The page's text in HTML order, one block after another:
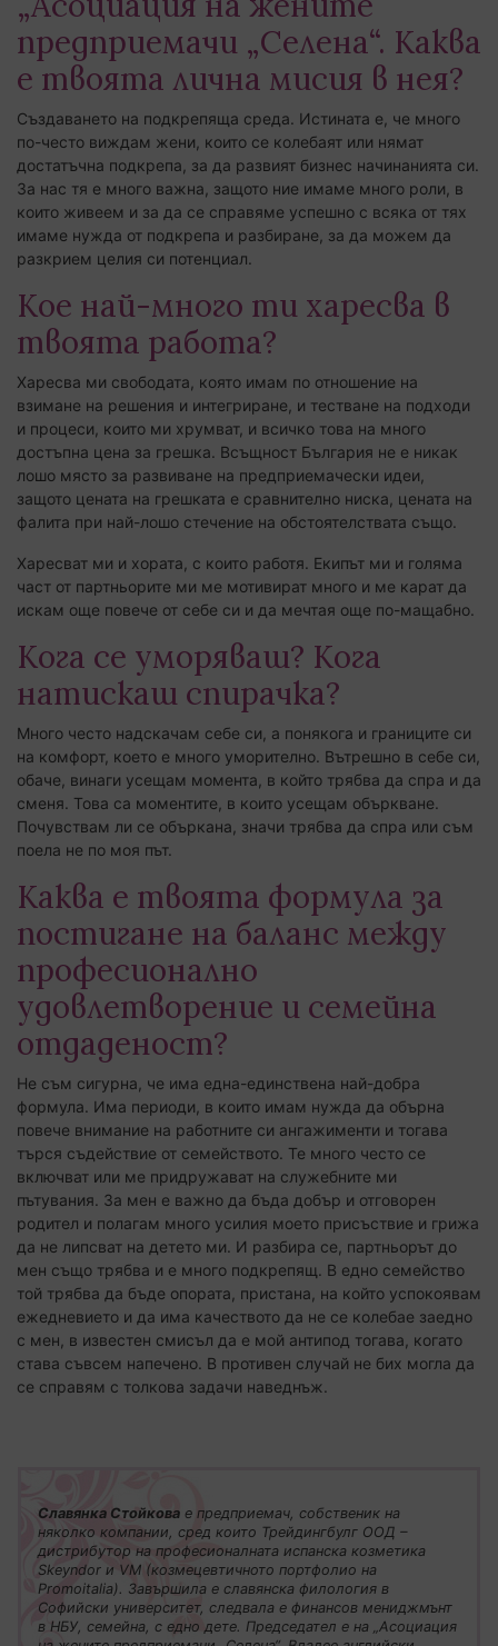
предприемачи „Селена“. Каква
е твоята лична мисия в нея?
Създаването на подкрепяща среда. Истината е, че много
по-често виждам жени, които се колебаят или нямат
достатъчна подкрепа, за да развият бизнес начинанията си.
За нас тя е много важна, защото ние имаме много роли, в
които живеем и за да се справяме успешно с всяка от тях
имаме нужда от подкрепа и разбиране, за да можем да
разкрием целия си потенциал.
Кое най-много ти харесва в
твоята работа?
Харесва ми свободата, която имам по отношение на
взимане на решения и интегриране, и тестване на подходи
и процеси, които ми хрумват, и всичко това на много
достъпна цена за грешка. Всъщност България не е никак
лошо място за развиване на предприемачески идеи,
защото цената на грешката е сравнително ниска, цената на
фалита при най-лошо стечение на обстоятелствата също.
Харесват ми и хората, с които работя. Екипът ми и голяма
част от партньорите ми ме мотивират много и ме карат да
искам още повече от себе си и да мечтая още по-мащабно.
Кога се уморяваш? Кога
натискаш спирачка?
Много често надскачам себе си, а понякога и границите си
на комфорт, което е много уморително. Вътрешно в себе си,
обаче, винаги усещам момента, в който трябва да спра и да
сменя. Това са моментите, в които усещам объркване.
Почувствам ли се объркана, значи трябва да спра или съм
поела не по моя път.
Каква е твоята формула за
постигане на баланс между
професионално
удовлетворение и семейна
отдаденост?
Не съм сигурна, че има една-единствена най-добра
формула. Има периоди, в които имам нужда да обърна
повече внимание на работните си ангажименти и тогава
търся съдействие от семейството. Те много често се
включват или ме придружават на служебните ми
пътувания. За мен е важно да бъда добър и отговорен
родител и полагам много усилия моето присъствие и грижа
да не липсват на детето ми. И разбира се, партньорът до
мен също трябва и е много подкрепящ. В едно семейство
той трябва да бъде опората, пристана, на който успокоявам
ежедневието и да има качеството да не се колебае заедно
с мен, в известен смисъл да е мой антипод тогава, когато
става съвсем напечено. В противен случай не бих могла да
се справям с толкова задачи наведнъж.
Славянка Стойкова е предприемач, собственик на
няколко компании, сред които Трейдингбулг ООД –
дистрибутор на професионалната испанска козметика
Skeyndor и VM (козмецевтичното портфолио на
Promoitalia). Завършила е славянска филология в
Софийски университет, следвала е финансов мениджмънт
в НБУ, семейна, с едно дете. Председател е на „Асоциация